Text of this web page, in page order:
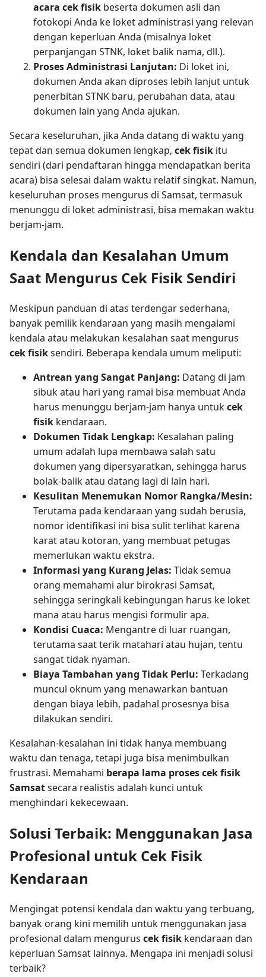
acara cek fisik beserta dokumen asli dan
fotokopi Anda ke loket administrasi yang relevan
dengan keperluan Anda (misalnya loket
perpanjangan STNK, loket balik nama, dll.).
Proses Administrasi Lanjutan: Di loket ini,
dokumen Anda akan diproses lebih lanjut untuk
penerbitan STNK baru, perubahan data, atau
dokumen lain yang Anda ajukan.
Secara keseluruhan, jika Anda datang di waktu yang
tepat dan semua dokumen lengkap, cek fisik itu
sendiri (dari pendaftaran hingga mendapatkan berita
acara) bisa selesai dalam waktu relatif singkat. Namun,
keseluruhan proses mengurus di Samsat, termasuk
menunggu di loket administrasi, bisa memakan waktu
berjam-jam.
Kendala dan Kesalahan Umum
Saat Mengurus Cek Fisik Sendiri
Meskipun panduan di atas terdengar sederhana,
banyak pemilik kendaraan yang masih mengalami
kendala atau melakukan kesalahan saat mengurus
cek fisiksendiri. Beberapa kendala umum meliputi:
Antrean yang Sangat Panjang: Datang di jam
sibuk atau hari yang ramai bisa membuat Anda
harus menunggu berjam-jam hanya untukcek
fisik kendaraan.
Dokumen Tidak Lengkap: Kesalahan paling
umum adalah lupa membawa salah satu
dokumen yang dipersyaratkan, sehingga harus
bolak-balik atau datang lagi di lain hari.
Kesulitan Menemukan Nomor Rangka/Mesin:
Terutama pada kendaraan yang sudah berusia,
nomor identifikasi ini bisa sulit terlihat karena
karat atau kotoran, yang membuat petugas
memerlukan waktu ekstra.
Informasi yang Kurang Jelas: Tidak semua
orang memahami alur birokrasi Samsat,
sehingga seringkali kebingungan harus ke loket
mana atau harus mengisi formulir apa.
Kondisi Cuaca: Mengantre di luar ruangan,
terutama saat terik matahari atau hujan, tentu
sangat tidak nyaman.
Biaya Tambahan yang Tidak Perlu: Terkadang
muncul oknum yang menawarkan bantuan
dengan biaya lebih, padahal prosesnya bisa
dilakukan sendiri.
Kesalahan-kesalahan ini tidak hanya membuang
waktu dan tenaga, tetapi juga bisa menimbulkan
frustrasi. Memahami berapa lama proses cek fisik
Samsatsecara realistis adalah kunci untuk
menghindari kekecewaan.
Solusi Terbaik: Menggunakan Jasa
Profesional untuk Cek Fisik
Kendaraan
Mengingat potensi kendala dan waktu yang terbuang,
banyak orang kini memilih untuk menggunakan jasa
profesional dalam mengurus cek fisik kendaraan dan
keperluan Samsat lainnya. Mengapa ini menjadi solusi
terbaik?